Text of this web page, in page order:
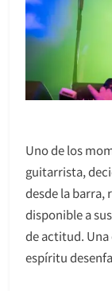
Uno de los
guitarrista,
desde la barra,
disponible a
de actitud. Una
espíritu